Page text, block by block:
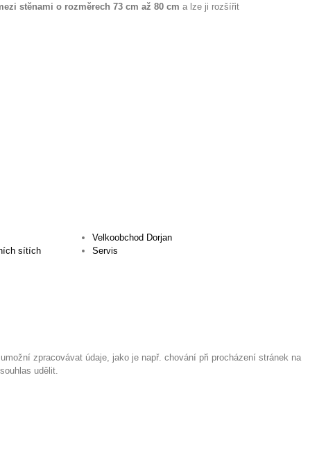
stěnami o rozměrech 73 cm až 80 cm a lze ji rozšířit
sítích
Velkoobchod Dorjan
Servis
zpracovávat údaje, jako je např. chování při procházení stránek na
udělit.